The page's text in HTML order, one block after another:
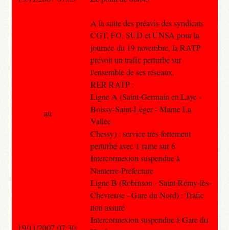
A la suite des préavis des syndicats
CGT, FO, SUD et UNSA pour la
journée du 19 novembre, la RATP
prévoit un trafic perturbé sur
l'ensemble de ses réseaux.
RER RATP :
Ligne A (Saint-Germain en Laye -
Boissy-Saint-Léger - Marne La
Vallée
Chessy) : service très fortement
perturbé avec 1 rame sur 6
Interconnexion suspendue à
Nanterre-Préfecture
Ligne B (Robinson - Saint-Rémy-lès-
Chevreuse - Gare du Nord) : Trafic
non assuré
Interconnexion suspendue à Gare du
au
19/11/2007 07:30